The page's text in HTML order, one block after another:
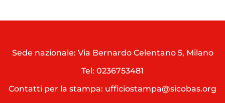
Sede nazionale: Via Bernardo Celentano 5, Milano
Tel: 0236753481
Contatti per la stampa: ufficiostampa@sicobas.org